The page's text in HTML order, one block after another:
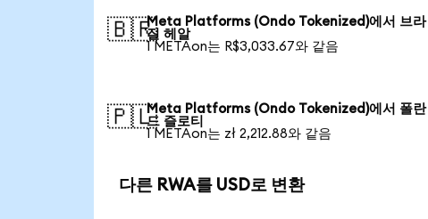
🇧🇷Meta Platforms (Ondo Tokenized)에서 브라
질 헤알
1 METAon는 R$3,033.67와 같음
🇵🇱Meta Platforms (Ondo Tokenized)에서 폴란
드 즐로티
1 METAon는 zł 2,212.88와 같음
다른 RWA를 USD로 변환